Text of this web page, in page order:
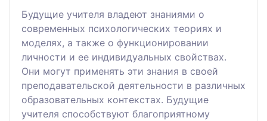
Будущие учителя владеют знаниями о
современных психологических теориях и
моделях, а также о функционировании
личности и ее индивидуальных свойствах.
Они могут применять эти знания в своей
преподавательской деятельности в различных
образовательных контекстах. Будущие
учителя способствуют благоприятному